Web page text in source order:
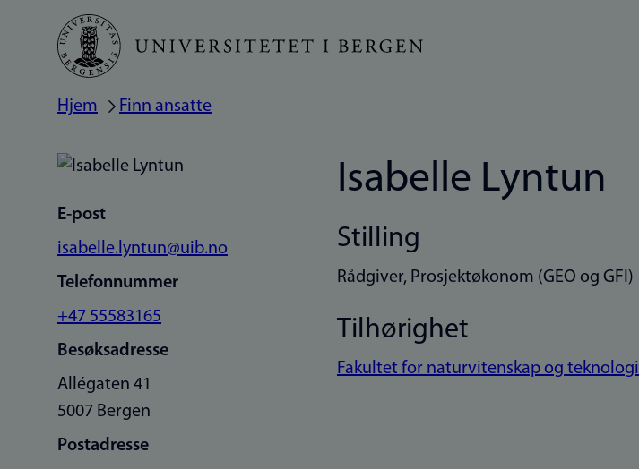
Hopp
hovedinnhold
Navigasjonssti
Hjem Finn ansatte
E-post
isabelle.lyntun@uib.no
Telefonnummer
+47 55583165
Besøksadresse
Allégaten 41
5007 Bergen
Postadresse
Isabelle Lyntun
Stilling
Rådgiver, Prosjektøkonom (GEO og GFI)
Tilhørighet
Fakultet for naturvitenskap og teknologi